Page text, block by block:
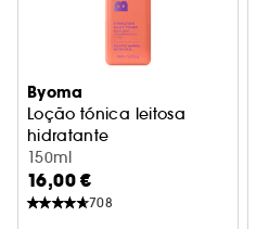
Byoma
Loção tónica leitosa
hidratante
Loção tónica calmante
150ml
16,00 €
708